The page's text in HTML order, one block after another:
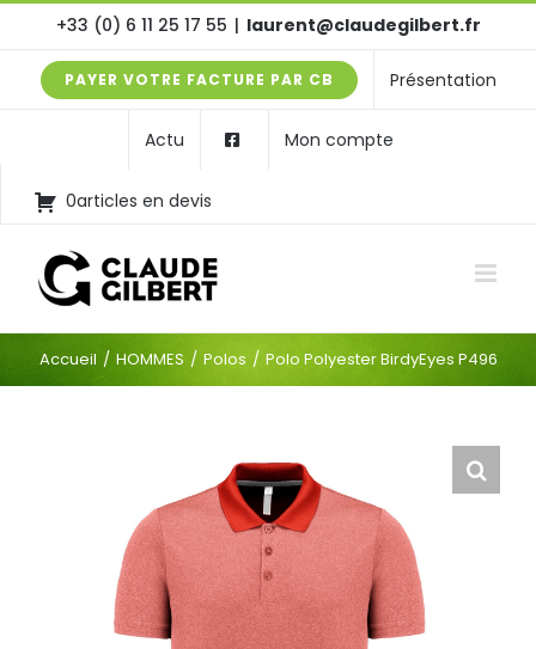
contenu
+33 (0) 6 11 25 17 55 | laurent@claudegilbert.fr
PAYER VOTRE FACTURE PAR CB Présentation
Actu
0articles en devis
Mon compte
Accueil HOMMES Polos Polo Polyester BirdyEyes P496